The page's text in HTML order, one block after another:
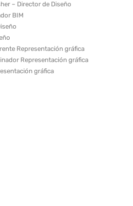
– Director de Diseño
BIM
Representación gráfica
Representación gráfica
gráfica